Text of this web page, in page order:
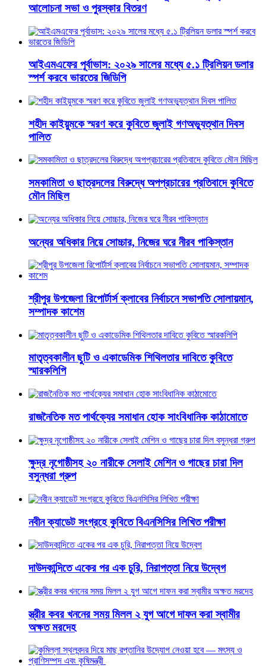
আলোচনা সভা ও পুরস্কার বিতরণ
​আইএমএফের পূর্বাভাস: ২০২৯ সালের মধ্যে ৫.১ ট্রিলিয়ন ডলার
স্পর্শ করবে ভারতের জিডিপি
শহীদ কাইয়ুমকে স্মরণ করে কুবিতে জুলাই গণঅভ্যুত্থান দিবস
পালিত
সমকামিতা ও ছাত্রদলের বিরুদ্ধে অপপ্রচারের প্রতিবাদে কুবিতে
মৌন মিছিল
অন্যের অধিকার নিয়ে সোচ্চার, নিজের ঘরে নীরব পাকিস্তান
শ্রীপুর উপজেলা রিপোর্টার্স ক্লাবের নির্বাচনে সভাপতি সোলায়মান,
সম্পাদক কাশেম
মাতৃত্বকালীন ছুটি ও একাডেমিক শিথিলতার দাবিতে কুবিতে
স্মারকলিপি
রাজনৈতিক মত পার্থক্যের সমাধান হোক সাংবিধানিক কাঠামোতে
ক্ষুদ্র নৃগোষ্ঠীসহ ২০ নারীকে সেলাই মেশিন ও গাছের চারা দিল
বসুন্ধরা গ্রুপ
নবীন ক্যাডেট সংগ্রহে কুবিতে বিএনসিসির লিখিত পরীক্ষা
দাউদকান্দিতে একের পর এক চুরি, নিরাপত্তা নিয়ে উদ্বেগ
স্ত্রীর কবর খননের সময় মিলল ২ যুগ আগে দাফন করা স্বামীর
অক্ষত মরদেহ